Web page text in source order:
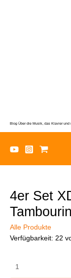
Blog Über die Musik, das Klavier und
4er Set
Alle Produkte
Verfügbarkeit: 22
Set